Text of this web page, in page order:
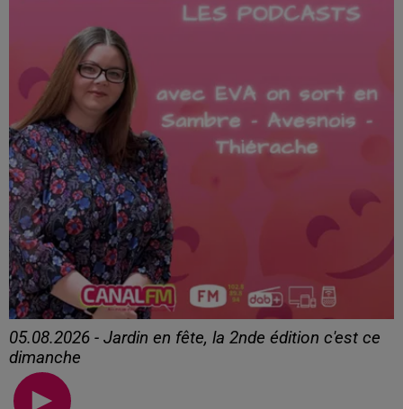
05.08.2026 - Jardin en fête, la 2nde édition c'est ce
dimanche
05.08.2026 - Jardin en fête, la 2nde édition c'est ce
dimanche